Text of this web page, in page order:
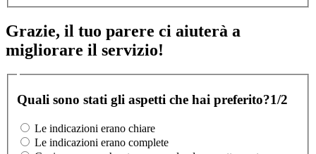
Grazie, il tuo parere ci aiuterà a
migliorare il servizio!
Quali sono stati gli aspetti che hai preferito?1/2
Le indicazioni erano chiare
Le indicazioni erano complete